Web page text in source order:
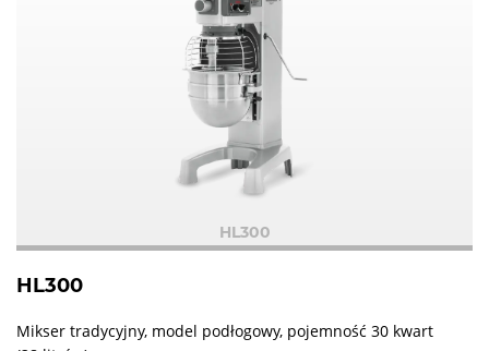
HL300
HL300
Mikser tradycyjny, model podłogowy, pojemność 30 kwart